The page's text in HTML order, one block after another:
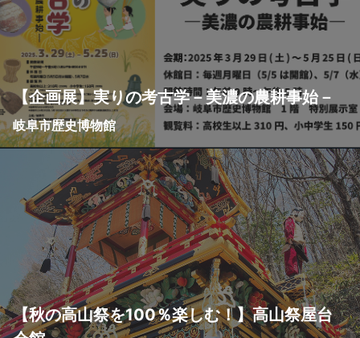
【企画展】実りの考古学－美濃の農耕事始－
岐阜市歴史博物館
【秋の高山祭を100％楽しむ！】高山祭屋台